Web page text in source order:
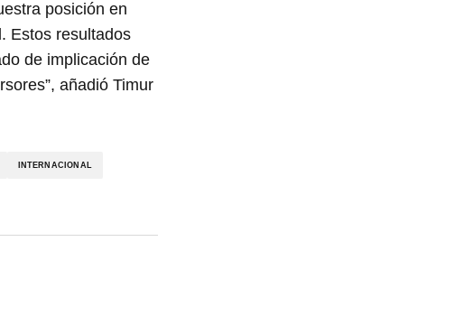
posición en
Estos resultados
de implicación de
añadió Timur
INTERNACIONAL